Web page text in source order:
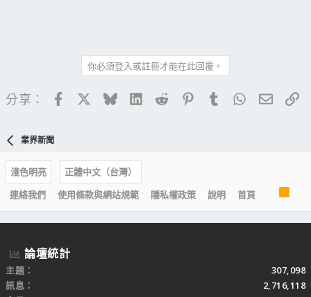
你必須登入或註冊才能在此回覆。
分享： FacebookBlueskyLinkedIn
Reddit PinterestTumblrWhatsApp
電子
業界新聞
淺色明亮
正體中文（台灣）
連絡我們
使用條款與網站規範 隱私權政策 說明 首頁
S
論壇統計
主題
307,098
訊息
2,716,118